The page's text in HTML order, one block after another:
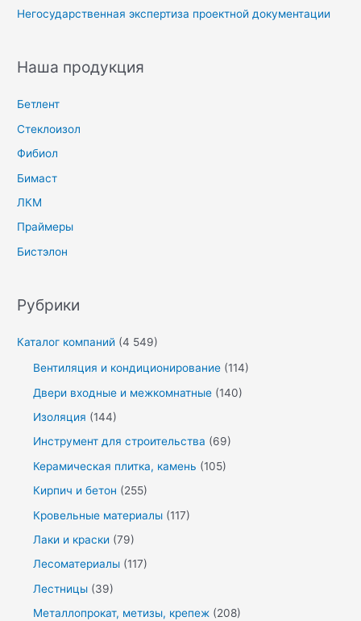
Негосударственная экспертиза проектной документации
Наша продукция
Бетлент
Стеклоизол
Фибиол
Бимаст
ЛКМ
Праймеры
Бистэлон
Рубрики
Каталог компаний (4 549)
Вентиляция и кондиционирование (114)
Двери входные и межкомнатные (140)
Изоляция (144)
Инструмент для строительства (69)
Керамическая плитка, камень (105)
Кирпич и бетон (255)
Кровельные материалы (117)
Лаки и краски (79)
Лесоматериалы (117)
Лестницы (39)
Металлопрокат, метизы, крепеж (208)